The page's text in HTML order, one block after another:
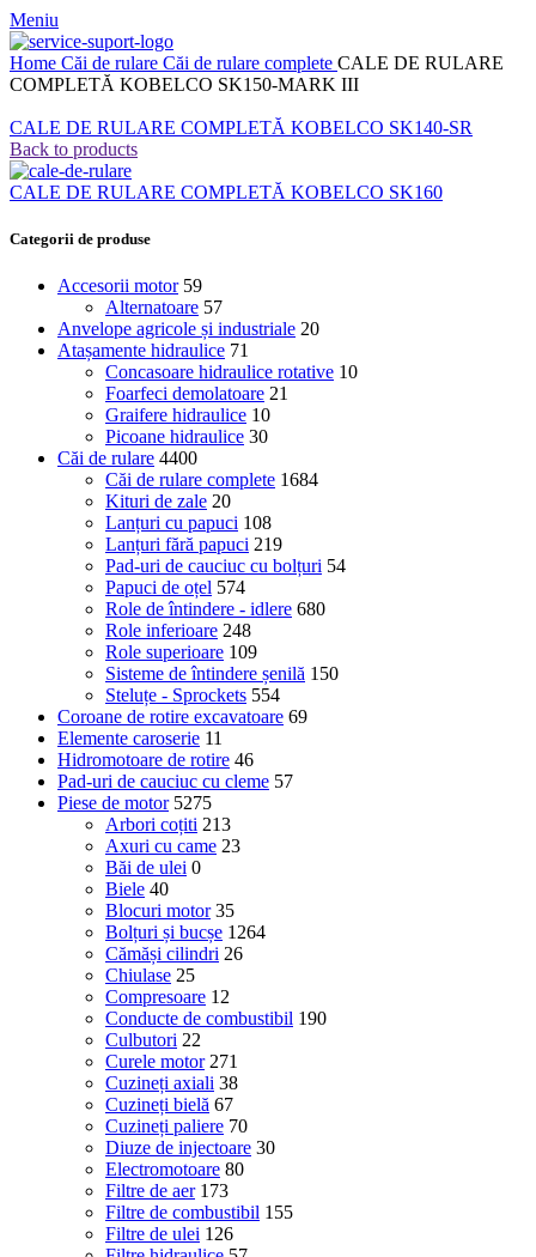
Meniu
Home Căi de rulare Căi de rulare complete CALE DE RULARE
COMPLETĂ KOBELCO SK150-MARK III
CALE DE RULARE COMPLETĂ KOBELCO SK140-SR
Back to products
CALE DE RULARE COMPLETĂ KOBELCO SK160
Categorii de produse
Accesorii motor 59
Alternatoare 57
Anvelope agricole și industriale 20
Atașamente hidraulice 71
Concasoare hidraulice rotative 10
Foarfeci demolatoare 21
Graifere hidraulice 10
Picoane hidraulice 30
Căi de rulare 4400
Căi de rulare complete 1684
Kituri de zale 20
Lanțuri cu papuci 108
Lanțuri fără papuci 219
Pad-uri de cauciuc cu bolțuri 54
Papuci de oțel 574
Role de întindere - idlere 680
Role inferioare 248
Role superioare 109
Sisteme de întindere șenilă 150
Steluțe - Sprockets 554
Coroane de rotire excavatoare 69
Elemente caroserie 11
Hidromotoare de rotire 46
Pad-uri de cauciuc cu cleme 57
Piese de motor 5275
Arbori coțiti 213
Axuri cu came 23
Băi de ulei 0
Biele 40
Blocuri motor 35
Bolțuri și bucșe 1264
Cămăși cilindri 26
Chiulase 25
Compresoare 12
Conducte de combustibil 190
Culbutori 22
Curele motor 271
Cuzineți axiali 38
Cuzineți bielă 67
Cuzineți paliere 70
Diuze de injectoare 30
Electromotoare 80
Filtre de aer 173
Filtre de combustibil 155
Filtre de ulei 126